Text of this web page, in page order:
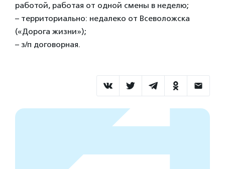
работой, работая от одной смены в неделю;
– территориально: недалеко от Всеволожска
(«Дорога жизни»);
– з/п договорная.